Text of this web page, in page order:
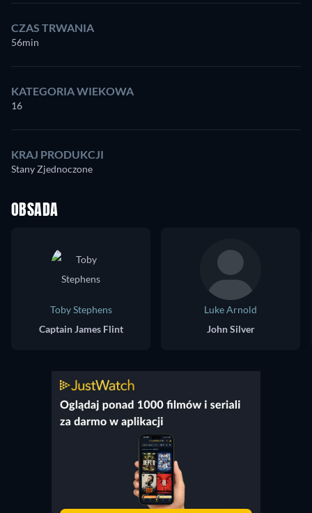
CZAS TRWANIA
56min
KATEGORIA WIEKOWA
16
KRAJ PRODUKCJI
Stany Zjednoczone
OBSADA
Toby Stephens
Captain James Flint
Luke Arnold
John Silver